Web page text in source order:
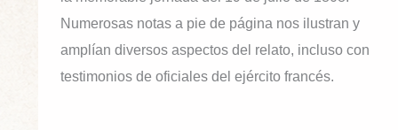
Numerosas notas a pie de página nos ilustran y
amplían diversos aspectos del relato, incluso con
testimonios de oficiales del ejército francés.